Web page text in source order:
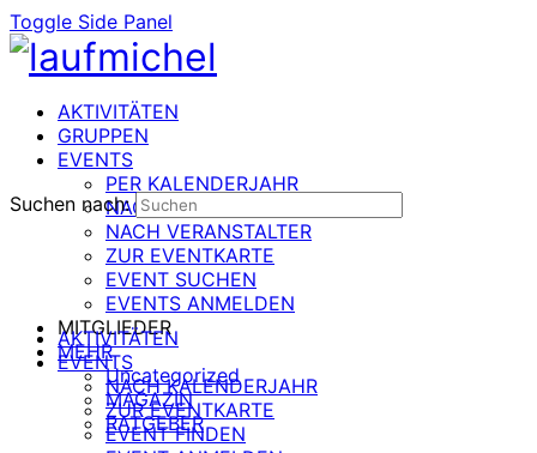
Toggle Side Panel
AKTIVITÄTEN
GRUPPEN
EVENTS
PER KALENDERJAHR
NACH DATUM
NACH VERANSTALTER
ZUR EVENTKARTE
EVENT SUCHEN
EVENTS ANMELDEN
MITGLIEDER
MEHR
Uncategorized
MAGAZIN
RATGEBER
Suchen nach:
AKTIVITÄTEN
EVENTS
NACH KALENDERJAHR
ZUR EVENTKARTE
EVENT FINDEN